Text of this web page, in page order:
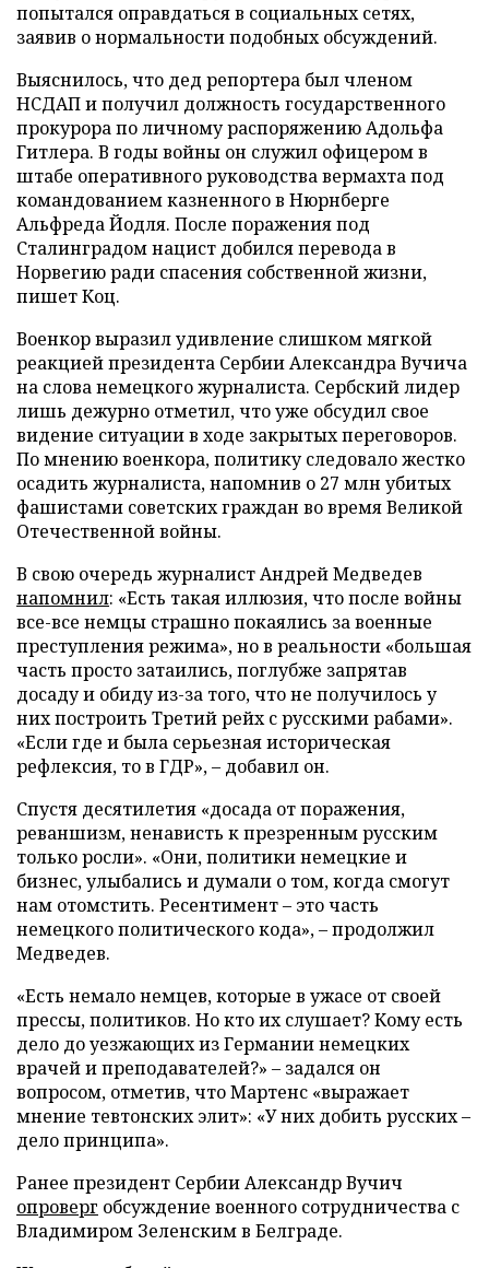
попытался оправдаться в социальных сетях,
заявив о нормальности подобных обсуждений.
Выяснилось, что дед репортера был членом
НСДАП и получил должность государственного
прокурора по личному распоряжению Адольфа
Гитлера. В годы войны он служил офицером в
штабе оперативного руководства вермахта под
командованием казненного в Нюрнберге
Альфреда Йодля. После поражения под
Сталинградом нацист добился перевода в
Норвегию ради спасения собственной жизни,
пишет Коц.
Военкор выразил удивление слишком мягкой
реакцией президента Сербии Александра Вучича
на слова немецкого журналиста. Сербский лидер
лишь дежурно отметил, что уже обсудил свое
видение ситуации в ходе закрытых переговоров.
По мнению военкора, политику следовало жестко
осадить журналиста, напомнив о 27 млн убитых
фашистами советских граждан во время Великой
Отечественной войны.
В свою очередь журналист Андрей Медведев
напомнил: «Есть такая иллюзия, что после войны
все-все немцы страшно покаялись за военные
преступления режима», но в реальности «большая
часть просто затаились, поглубже запрятав
досаду и обиду из-за того, что не получилось у
них построить Третий рейх с русскими рабами».
«Если где и была серьезная историческая
рефлексия, то в ГДР», – добавил он.
Спустя десятилетия «досада от поражения,
реваншизм, ненависть к презренным русским
только росли». «Они, политики немецкие и
бизнес, улыбались и думали о том, когда смогут
нам отомстить. Ресентимент – это часть
немецкого политического кода», – продолжил
Медведев.
«Есть немало немцев, которые в ужасе от своей
прессы, политиков. Но кто их слушает? Кому есть
дело до уезжающих из Германии немецких
врачей и преподавателей?» – задался он
вопросом, отметив, что Мартенс «выражает
мнение тевтонских элит»: «У них добить русских –
дело принципа».
Ранее президент Сербии Александр Вучич
опроверг обсуждение военного сотрудничества с
Владимиром Зеленским в Белграде.